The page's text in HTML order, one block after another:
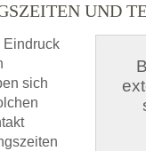
UND
Eindruck
sich